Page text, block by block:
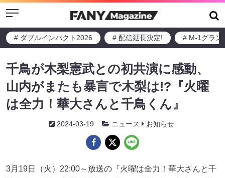
Menu
# ダブルインパクト2026 # 配信延長決定! # M-1グラン
千鳥が木梨憲武との初共演に感動、
山内がまたも暴言で木梨は!?『火曜
は全力！華大さんと千鳥くん』
2024-03-19 ニュース お知らせ
3月19日（火）22:00～放送の『火曜は全力！華大さんと千